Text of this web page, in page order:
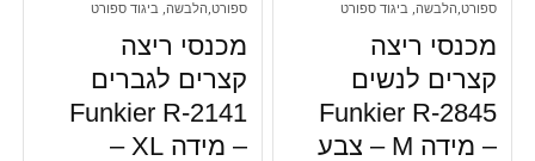
ספורט,הלבשה, ביגוד ספורט
מכנסי ריצה
קצרים לנשים
Funkier R-2845
– מידה M – צבע
ספורט,הלבשה, ביגוד ספורט
מכנסי ריצה
קצרים לגברים
Funkier R-2141
– מידה XL –